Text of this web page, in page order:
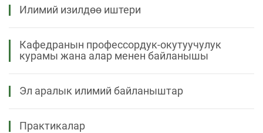
Илимий изилдөө иштери
Кафедранын профессордук-окутуучулук
курамы жана алар менен байланышы
Эл аралык илимий байланыштар
Практикалар